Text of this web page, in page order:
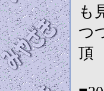
も
つ
頂